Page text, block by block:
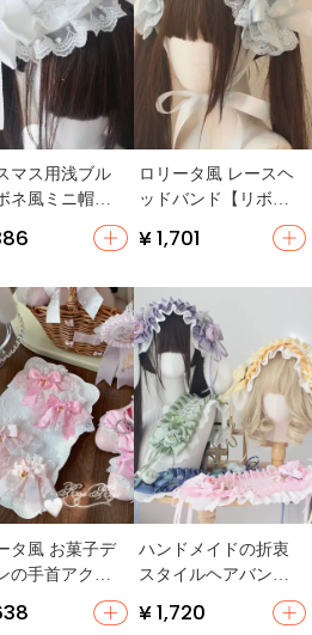
マス用浅ブル
ネ風ミニ帽子
スリボン付きK
イルのヘアアク
ロリータ風 レースヘ
ッドバンド【リボン
¥ 1,701
タ風 お菓子デ
の手首アクセ
ボン付き・可
ハンドメイドの折衷
スタイルヘアバンド
【脱着可能なウサギ
の耳・ロリータ風花
¥ 1,720